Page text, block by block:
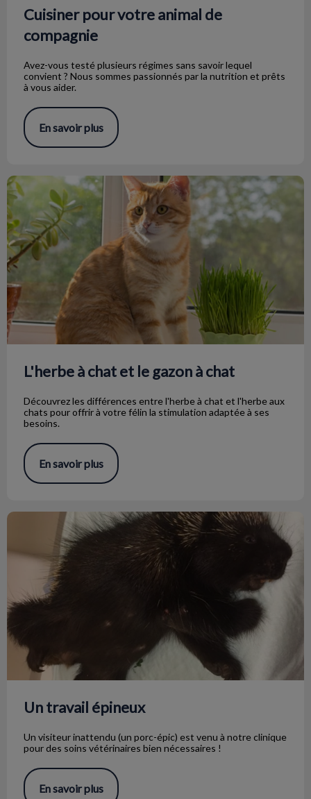
Cuisiner pour votre animal de
compagnie
Avez-vous testé plusieurs régimes sans savoir lequel
convient ? Nous sommes passionnés par la nutrition et prêts
à vous aider.
En savoir plus
L'herbe à chat et le gazon à chat
L'herbe à chat et le gazon à chat
Découvrez les différences entre l'herbe à chat et l'herbe aux
chats pour offrir à votre félin la stimulation adaptée à ses
besoins.
En savoir plus
Un travail épineux
Un travail épineux
Un visiteur inattendu (un porc-épic) est venu à notre clinique
pour des soins vétérinaires bien nécessaires !
En savoir plus